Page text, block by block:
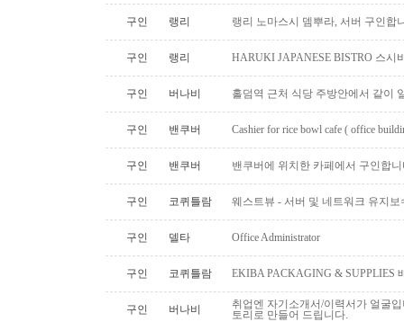
구인 랭리 랭리 노마스시 뎀뿌라, 서버 구인합
구인 랭리 HARUKI JAPANESE BISTRO 스시
구인 버나비 홀덤역 근처 식당 주방안에서 같이
구인 밴쿠버 Cashier for rice bowl cafe ( office
구인 밴쿠버 밴쿠버에 위치한 카페에서 구인합
구인 코퀴틀람 웨스트뷰 - 서버 및 네트워크 유지보
구인 델타 Office Administrator
구인 코퀴틀람 EKIBA PACKAGING & SUPPLIES
구인 버나비
취업엔 자기소개서/이력서가 얼굴
토리로 만들어 드립니다.